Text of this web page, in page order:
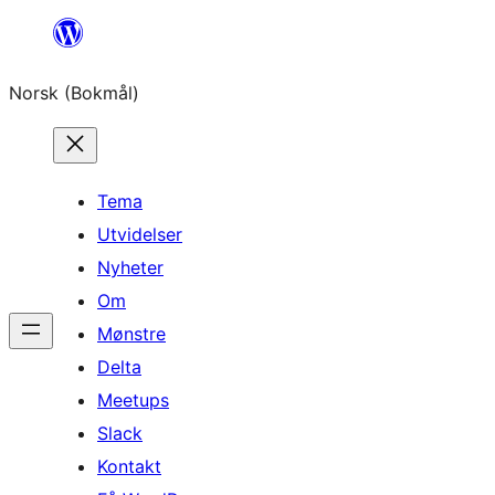
Hopp
innhold
Norsk (Bokmål)
Tema
Utvidelser
Nyheter
Om
Mønstre
Delta
Meetups
Slack
Kontakt